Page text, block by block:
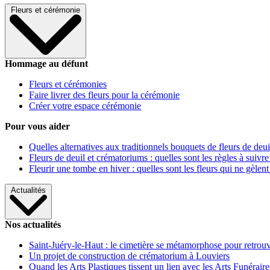
Fleurs et cérémonie
Hommage au défunt
Fleurs et cérémonies
Faire livrer des fleurs pour la cérémonie
Créer votre espace cérémonie
Pour vous aider
Quelles alternatives aux traditionnels bouquets de fleurs de
Fleurs de deuil et crématoriums : quelles sont les règles à
Fleurir une tombe en hiver : quelles sont les fleurs qui ne gèlent
Actualités
Nos actualités
Saint-Juéry-le-Haut : le cimetière se métamorphose pour
Un projet de construction de crématorium à Louviers
Quand les Arts Plastiques tissent un lien avec les Arts